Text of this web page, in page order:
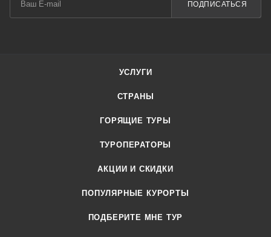
ПОДПИСАТЬСЯ
УСЛУГИ
СТРАНЫ
ГОРЯЩИЕ ТУРЫ
ТУРОПЕРАТОРЫ
АКЦИИ И СКИДКИ
ПОПУЛЯРНЫЕ КУРОРТЫ
ПОДБЕРИТЕ МНЕ ТУР